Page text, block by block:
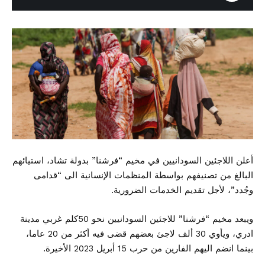
أعلن اللاجئين السودانيين في مخيم “فرشنا” بدولة تشاد، استيائهم
البالغ من تصنيفهم بواسطة المنظمات الإنسانية الى “قدامى
وجُدد”، لأجل تقديم الخدمات الضرورية.
ويبعد مخيم “فرشنا” للاجئين السودانيين نحو 50كلم غربي مدينة
ادري، ويأوي 30 ألف لاجئ بعضهم قضى فيه أكثر من 20 عاما،
بينما انضم اليهم الفارين من حرب 15 أبريل 2023 الأخيرة.